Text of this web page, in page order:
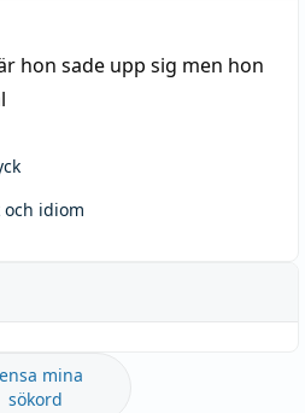
hon sade upp sig men hon
idiom
mina
sökord